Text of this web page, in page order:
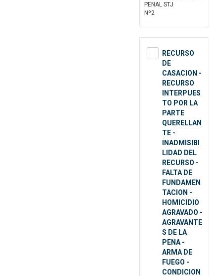
PENAL STJ
Nº2
RECURSO
DE
CASACION -
RECURSO
INTERPUES
TO POR LA
PARTE
QUERELLAN
TE -
INADMISIBI
LIDAD DEL
RECURSO -
FALTA DE
FUNDAMEN
TACION -
HOMICIDIO
AGRAVADO -
AGRAVANTE
S DE LA
PENA -
ARMA DE
FUEGO -
CONDICION